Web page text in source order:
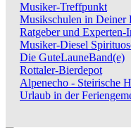
Musiker-Treffpunkt
Musikschulen in Deiner
Ratgeber und Experten-
Musiker-Diesel
Die GuteLauneBand(e)
Rottaler-Bierdepot
Alpenecho - Steirische
Urlaub in der